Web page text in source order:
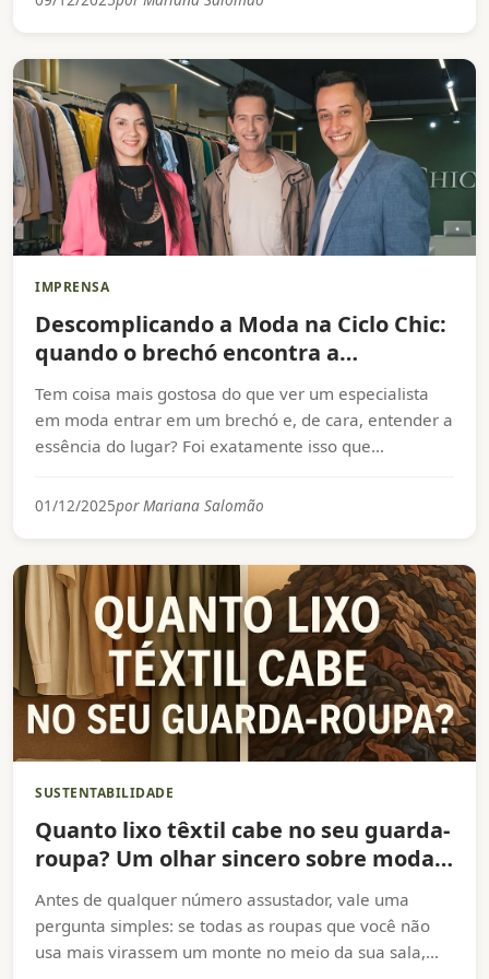
IMPRENSA
Descomplicando a Moda na Ciclo Chic:
quando o brechó encontra a
tecnologia
Tem coisa mais gostosa do que ver um especialista
em moda entrar em um brechó e, de cara, entender a
essência do lugar? Foi exatamente isso que
programa “Descomplicando a Moda” para gravar uma
01/12/2025por Mariana Salomão
SUSTENTABILIDADE
Quanto lixo têxtil cabe no seu guarda-
roupa? Um olhar sincero sobre moda,
brechó e consumo consciente
Antes de qualquer número assustador, vale uma
pergunta simples: se todas as roupas que você não
usa mais virassem um monte no meio da sua sala,